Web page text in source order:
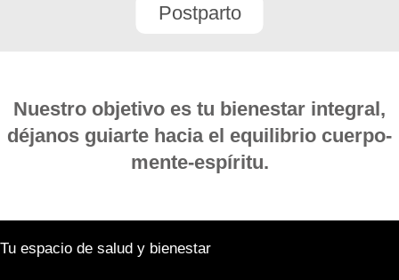
Postparto
Nuestro objetivo es tu bienestar integral,
déjanos guiarte hacia el equilibrio cuerpo-
mente-espíritu.
Tu espacio de salud y bienestar